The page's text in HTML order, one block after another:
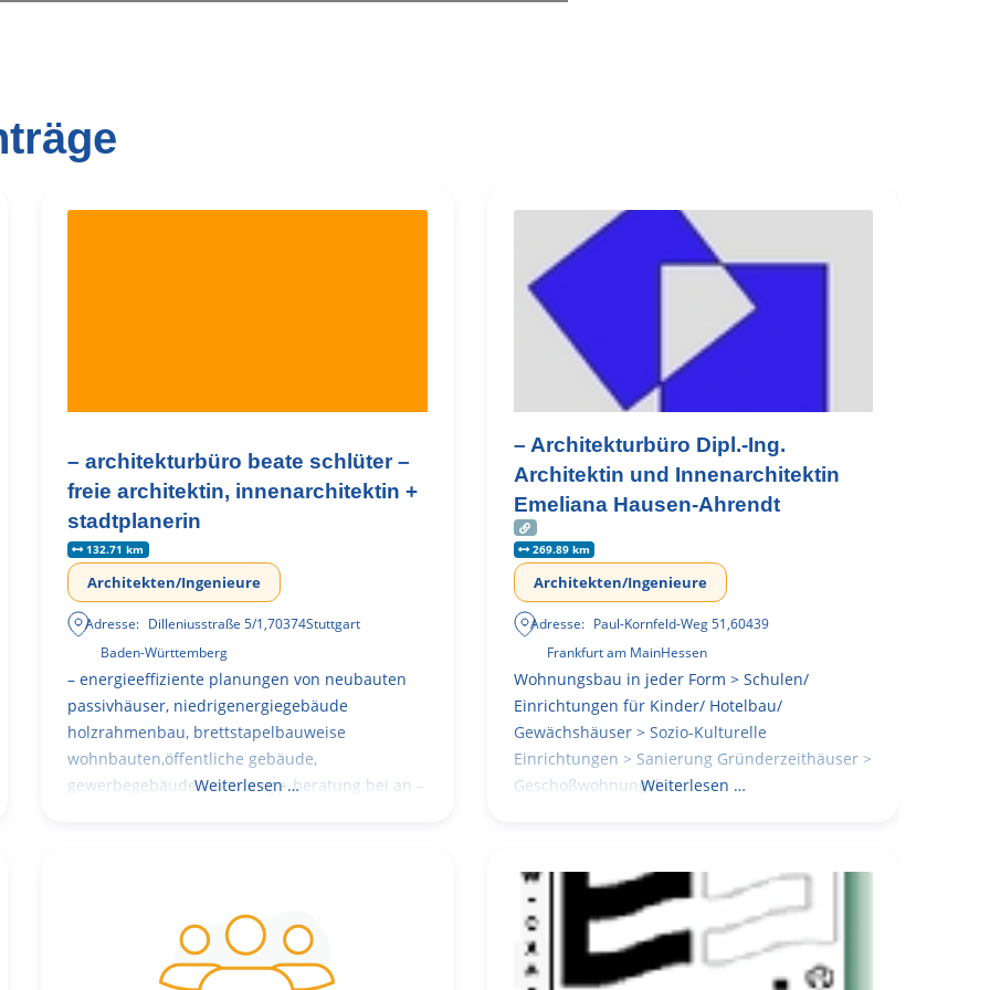
– architekturbüro beate schlüter –
freie architektin, innenarchitektin +
stadtplanerin
132.71 km
Architekten/Ingenieure
Adresse: Dilleniusstraße 5/1,70374Stuttgart
Baden-Württemberg
– energieeffiziente planungen von neubauten
passivhäuser, niedrigenergiegebäude
holzrahmenbau, brettstapelbauweise
wohnbauten,öffentliche gebäude,
gewerbegebäude – planung + beratung bei an –
Weiterlesen …
– Architekturbüro Dipl.-Ing.
Architektin und Innenarchitektin
Emeliana Hausen-Ahrendt
269.89 km
Architekten/Ingenieure
Adresse: Paul-Kornfeld-Weg 51,60439
Frankfurt am MainHessen
Wohnungsbau in jeder Form > Schulen/
Einrichtungen für Kinder/ Hotelbau/
Gewächshäuser > Sozio-Kulturelle
Einrichtungen > Sanierung Gründerzeithäuser >
GeschoßwohnungsbauWeiterlesen …